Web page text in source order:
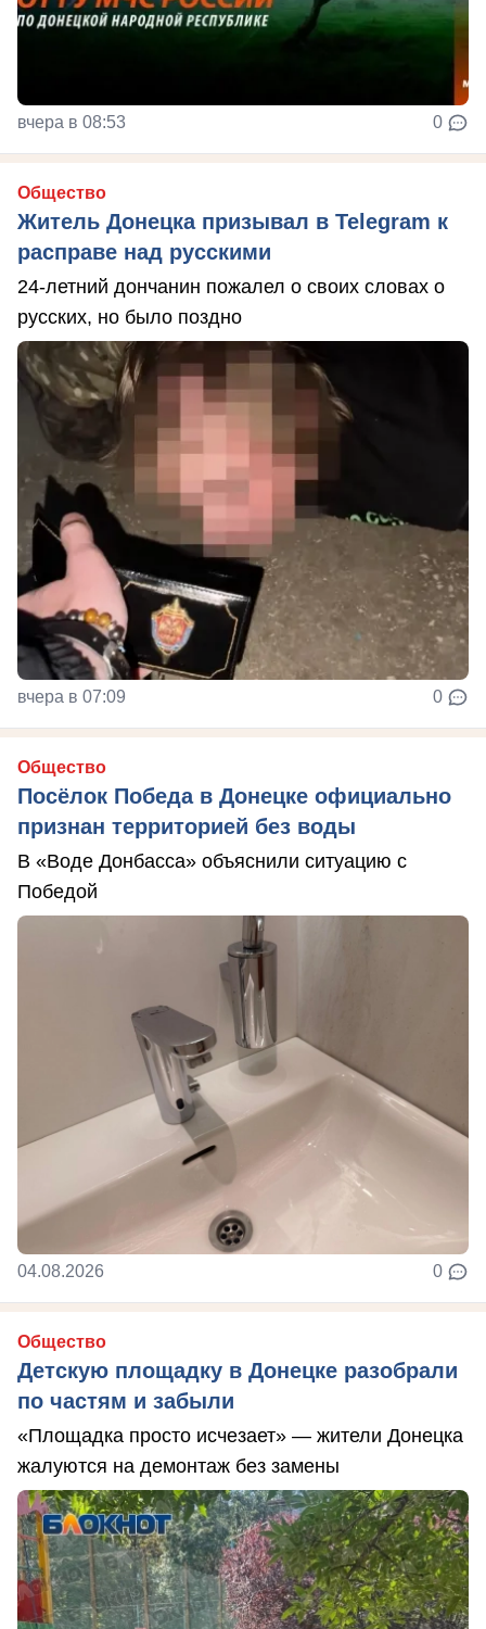
вчера в 08:53 0
Общество
Житель Донецка призывал в Telegram к
расправе над русскими
24-летний дончанин пожалел о своих словах о
русских, но было поздно
вчера в 07:09 0
Общество
Посёлок Победа в Донецке официально
признан территорией без воды
В «Воде Донбасса» объяснили ситуацию с
Победой
04.08.2026 0
Общество
Детскую площадку в Донецке разобрали
по частям и забыли
«Площадка просто исчезает» — жители Донецка
жалуются на демонтаж без замены